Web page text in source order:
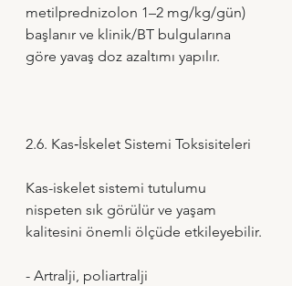
metilprednizolon 1–2 mg/kg/gün)
başlanır ve klinik/BT bulgularına
göre yavaş doz azaltımı yapılır.
2.6. Kas‑İskelet Sistemi Toksisiteleri
Kas-iskelet sistemi tutulumu
nispeten sık görülür ve yaşam
kalitesini önemli ölçüde etkileyebilir.
- Artralji, poliartralji